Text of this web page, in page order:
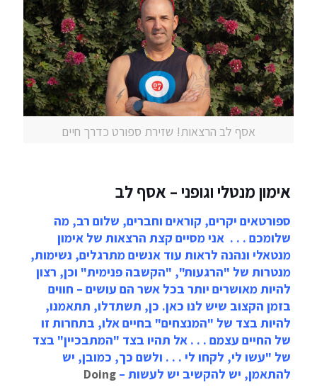
אסף לב הרצאות! שזירת ספורט כדרך חיים
אימון מנטלי וגופני – אסף לב
ספורטאים יקרים, קוראים וחברים, שלום רב, מה
שלומכם . . . אני מסיים קצת הרצאות של אימון
מנטאלי ונהנה לראות עוד אנשים מתרגלים, נשימות,
מנטרות של "הרגעות", "הקשבה פנימית" וכן, רצון
להיות מאושרים יותר בכל אשר הם עושים – חווים
בזמן הקצוב שיש לנו כאן. כן, תשתדלו, תתאמנו,
להיות בצד של "המנצחים" בחיים אלו, בתחרות זו
של החיים עצמם . . . אל תהיו בצד "המתבכיין" בצד
של "עשו לי, לקחו לי . . . ולשם כך, כמובן, יש
להתאמן, יש להקשיב יש לעשות – Doing